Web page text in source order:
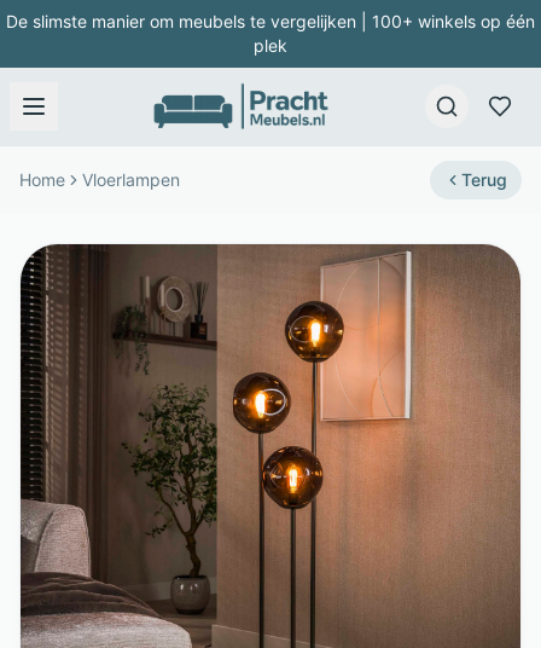
De slimste manier om meubels te vergelijken | 100+ winkels op één
plek
Home Vloerlampen Terug